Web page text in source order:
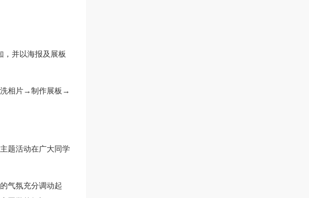
，并以海报及展板
相片→制作展板→
题活动在广大同学
气氛充分调动起